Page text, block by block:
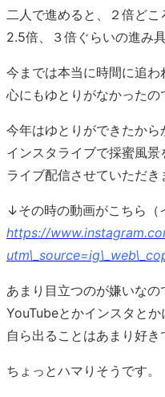
二人で進めると、２倍どこ
2.5倍、３倍ぐらいの進み具
今までは本当に時間に追わ
心にもゆとりがなかったの
今年はゆとりができたから
インスタライブで採蜜風景
ライブ配信させていただき
↓その時の動画がこちら（
https://
あまり目立つのが嫌いなの
YouTubeとかインスタとか
自ら出ることはあまり好き
ちょっとハマりそうです。